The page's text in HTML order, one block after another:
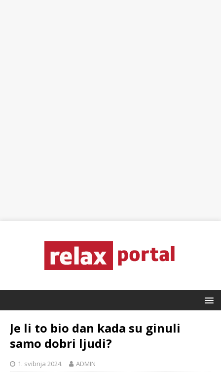
Je li to bio dan kada su ginuli
samo dobri ljudi?
1. svibnja 2024. ADMIN